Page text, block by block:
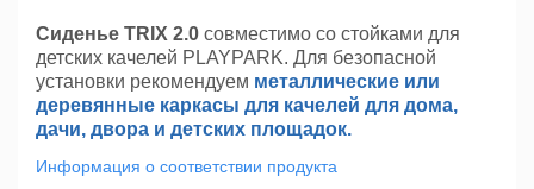
Сиденье TRIX 2.0 совместимо со стойками для
детских качелей PLAYPARK. Для безопасной
установки рекомендуем металлические или
деревянные каркасы для качелей для дома,
дачи, двора и детских площадок.
Информация о соответствии продукта